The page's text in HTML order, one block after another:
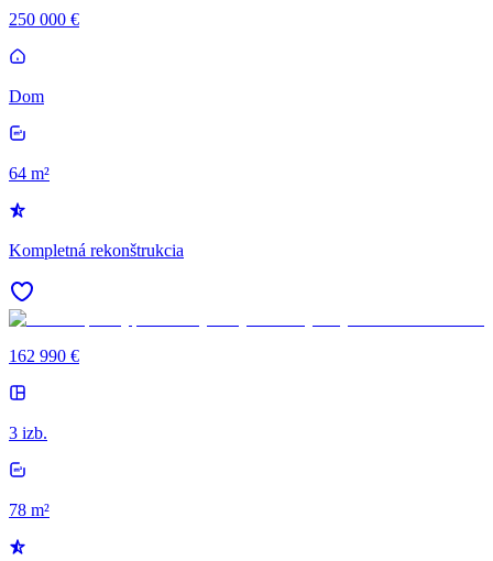
250 000 €
Dom
64 m²
Kompletná rekonštrukcia
162 990 €
3 izb.
78 m²